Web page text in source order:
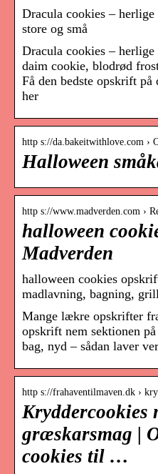
Dracula cookies –
store og små
Dracula cookies – herlige
daim cookie, blodrød
Få den bedste opskrift på
her
http s://da.bakeitwithlove.com ›
Halloween
http s://www.madverden.com ›
halloween
Madverden
halloween cookies
madlavning, bagning,
Mange lækre opskrifter
opskrift nem sektionen
bag, nyd – sådan laver
http s://frahaventilmaven.dk ›
Kryddercookies
græskarsmag |
cookies til …